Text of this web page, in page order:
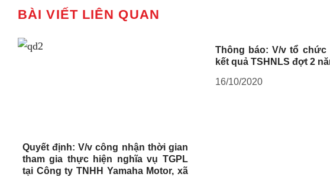
BÀI VIẾT LIÊN QUAN
Quyết định: V/v công nhận thời gian
tham gia thực hiện nghĩa vụ TGPL
tại Công ty TNHH Yamaha Motor, xã
Thông báo: V/v tổ chức
kết quả TSHNLS đợt 2
16/10/2020